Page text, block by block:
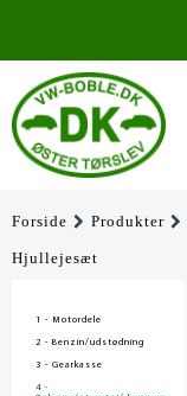
Forside Produkter
Hjullejesæt
1 - Motordele
2 - Benzin/udstødning
3 - Gearkasse
4 -